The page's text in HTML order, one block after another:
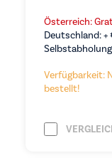
Österreich:
Deutschland: +
Verfügbarkeit:
bestellt!